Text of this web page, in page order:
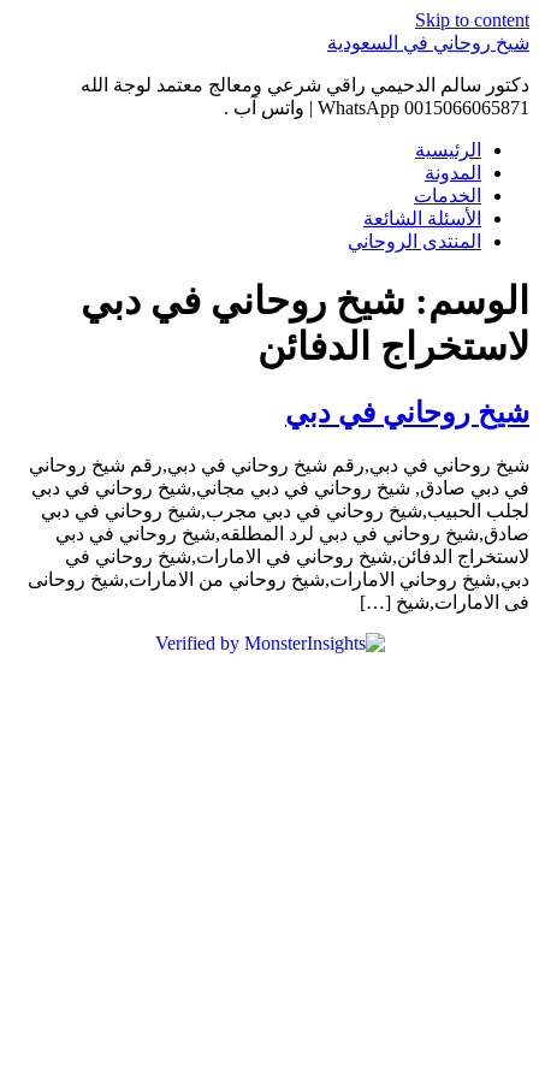
Skip to content
شيخ روحاني في السعودية
دكتور سالم الدحيمي راقي شرعي ومعالج معتمد لوجة الله
0015066065871 WhatsApp | واتس آب .
الرئيسية
المدونة
الخدمات
الأسئلة الشائعة
المنتدى الروحاني
الوسم: شيخ روحاني في دبي
لاستخراج الدفائن
شيخ روحاني في دبي
شيخ روحاني في دبي,رقم شيخ روحاني في دبي,رقم شيخ روحاني
في دبي صادق, شيخ روحاني في دبي مجاني,شيخ روحاني في دبي
لجلب الحبيب,شيخ روحاني في دبي مجرب,شيخ روحاني في دبي
صادق,شيخ روحاني في دبي لرد المطلقه,شيخ روحاني في دبي
لاستخراج الدفائن,شيخ روحاني في الامارات,شيخ روحاني في
دبي,شيخ روحاني الامارات,شيخ روحاني من الامارات,شيخ روحانى
فى الامارات,شيخ […]